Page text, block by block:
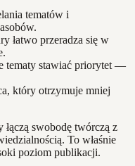
tematów i
łatwo przeradza się w
tematy stawiać priorytet —
który otrzymuje mniej
łączą swobodę twórczą z
To właśnie
poziom publikacji.